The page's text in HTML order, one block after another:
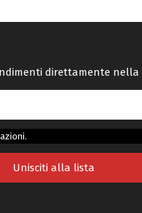
direttamente